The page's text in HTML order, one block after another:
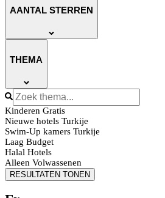
AANTAL STERREN
THEMA
Kinderen Gratis
Nieuwe hotels Turkije
Swim-Up kamers Turkije
Laag Budget
Halal Hotels
Alleen Volwassenen
RESULTATEN TONEN